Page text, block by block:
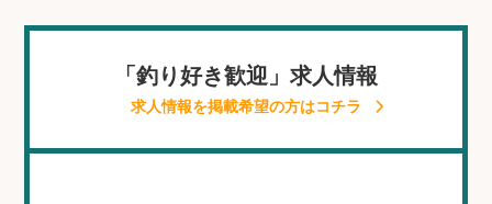
「釣り好き歓迎」求人情報
求人情報を掲載希望の方はコチラ